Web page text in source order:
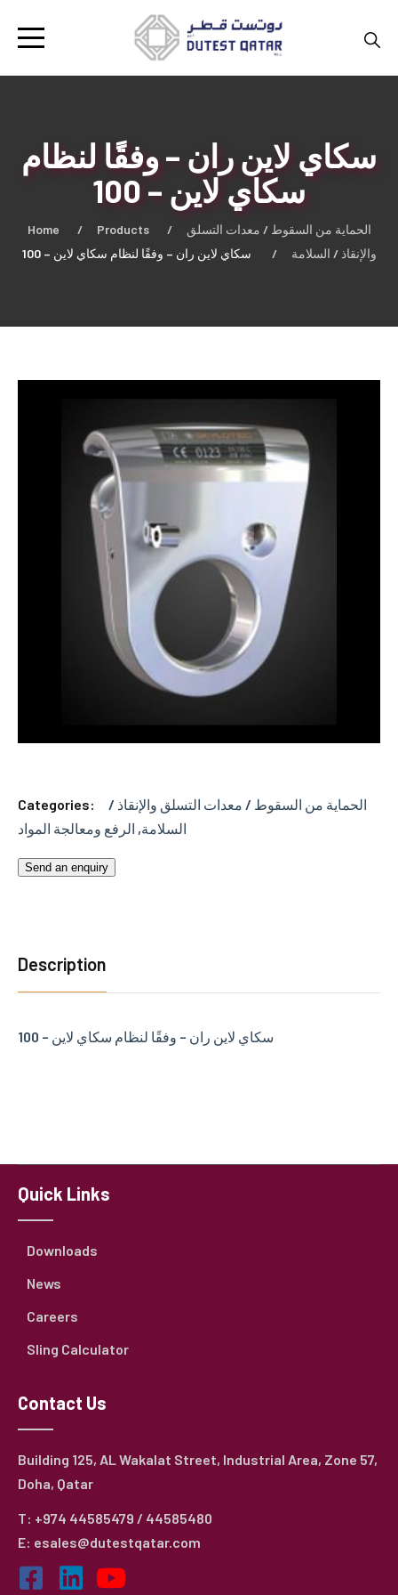
سكاي لاين ران – وفقًا لنظام
سكاي لاين – 100
Home Products
الحماية من السقوط / معدات التسلق
والإنقاذ / السلامة
سكاي لاين ران – وفقًا لنظام سكاي لاين – 100
Categories:
الحماية من السقوط / معدات التسلق والإنقاذ /
السلامة, الرفع ومعالجة المواد
Send an enquiry
Description
سكاي لاين ران – وفقًا لنظام سكاي لاين – 100
Quick Links
Downloads
News
Careers
Sling Calculator
Contact Us
Building 125, AL Wakalat Street, Industrial Area, Zone 57,
Doha, Qatar
T: +974 44585479 / 44585480
E: esales@dutestqatar.com